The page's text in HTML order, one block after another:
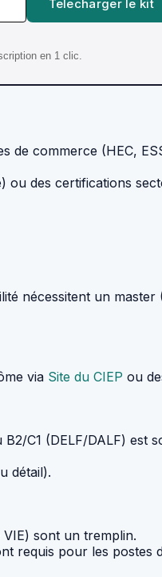
Telecharger le kit
en 1 clic.
de commerce (HEC,
des certifications
nécessitent un
via Site du CIEP ou
C1 (DELF/DALF) est
détail).
sont un tremplin.
requis pour les postes